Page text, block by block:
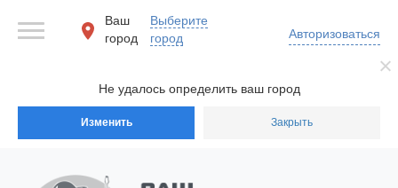
Не удалось определить ваш город
Изменить Закрыть
Ваш
город
Выберите
город
Авторизоваться